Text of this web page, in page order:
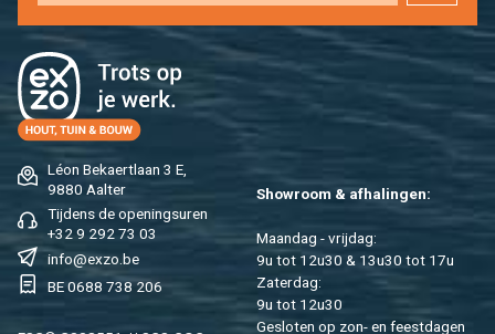
Léon Be­kaert­laan 3 E,
9880 Aal­ter
Tij­dens de ope­nings­uren
+32 9 292 73 03
info@​exzo.​be
BE 0688 738 206
Show­room & af­ha­lin­gen:
Maan­dag - vrij­dag:
9u tot 12u30 & 13u30 tot 17u
Za­ter­dag:
9u tot 12u30
Ge­slo­ten op zon- en feest­da­gen